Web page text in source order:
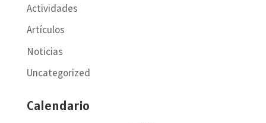
Actividades
Artículos
Noticias
Uncategorized
Calendario